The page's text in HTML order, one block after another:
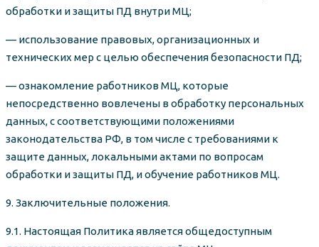
обработки и защиты ПД внутри МЦ;
— использование правовых, организационных и
технических мер с целью обеспечения безопасности ПД;
— ознакомление работников МЦ, которые
непосредственно вовлечены в обработку персональных
данных, с соответствующими положениями
законодательства РФ, в том числе с требованиями к
защите данных, локальными актами по вопросам
обработки и защиты ПД, и обучение работников МЦ.
9. Заключительные положения.
9.1. Настоящая Политика является общедоступным